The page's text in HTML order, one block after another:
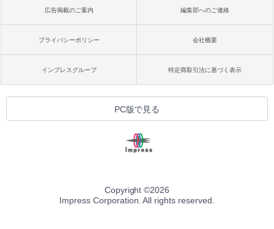
広告掲載のご案内 編集部へのご連絡
プライバシーポリシー 会社概要
インプレスグループ 特定商取引法に基づく表示
PC版で見る
Copyright ©2026
Impress Corporation. All rights reserved.